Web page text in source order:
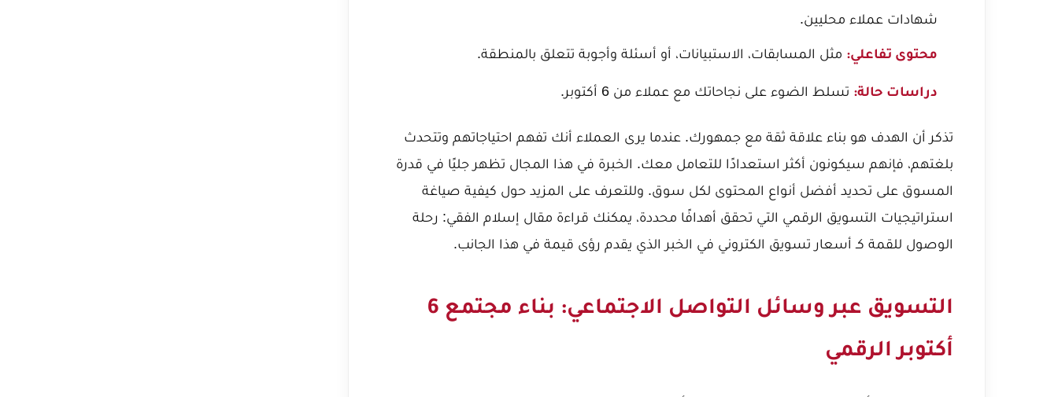
شهادات عملاء محليين.
محتوى تفاعلي: مثل المسابقات، الاستبيانات، أو أسئلة وأجوبة تتعلق بالمنطقة.
دراسات حالة: تسلط الضوء على نجاحاتك مع عملاء من 6 أكتوبر.
تذكر أن الهدف هو بناء علاقة ثقة مع جمهورك. عندما يرى العملاء أنك تفهم احتياجاتهم وتتحدث
بلغتهم، فإنهم سيكونون أكثر استعدادًا للتعامل معك. الخبرة في هذا المجال تظهر جليًا في قدرة
المسوق على تحديد أفضل أنواع المحتوى لكل سوق. وللتعرف على المزيد حول كيفية صياغة
استراتيجيات التسويق الرقمي التي تحقق أهدافًا محددة، يمكنك قراءة مقال إسلام الفقي: رحلة
الوصول للقمة كـ أسعار تسويق الكتروني في الخبر الذي يقدم رؤى قيمة في هذا الجانب.
التسويق عبر وسائل التواصل الاجتماعي: بناء مجتمع 6
أكتوبر الرقمي